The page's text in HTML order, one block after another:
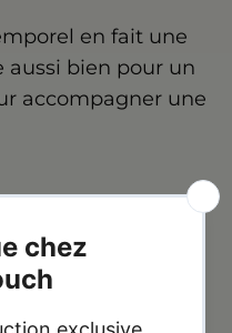
en fait une
aussi bien pour un
accompagner une